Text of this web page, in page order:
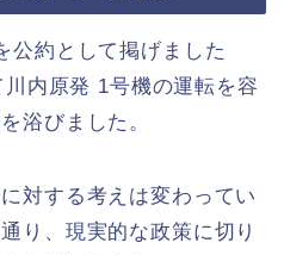
公約として掲げました
内原発 1号機の運転を容
浴びました。
対する考えは変わってい
り、現実的な政策に切り